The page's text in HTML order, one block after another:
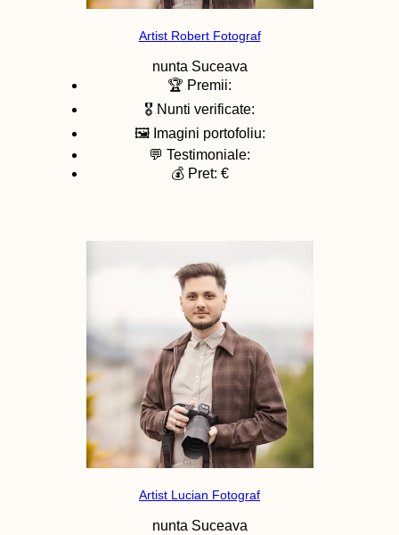
Artist Robert Fotograf
nunta Suceava
🏆 Premii:
🎖️ Nunti verificate:
🖼️ Imagini portofoliu:
💬 Testimoniale:
💰 Pret: €
Artist Lucian Fotograf
nunta Suceava